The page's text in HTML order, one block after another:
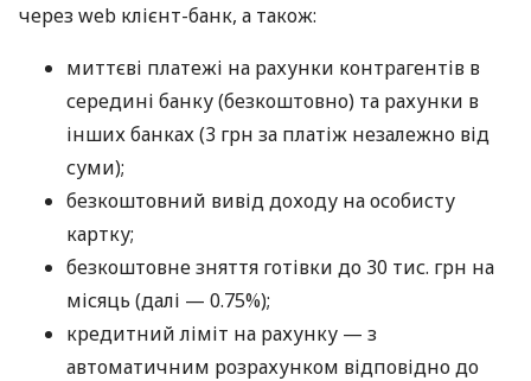
через web клієнт-банк, а також:
миттєві платежі на рахунки контрагентів в
середині банку (безкоштовно) та рахунки в
інших банках (3 грн за платіж незалежно від
суми);
безкоштовний вивід доходу на особисту
картку;
безкоштовне зняття готівки до 30 тис. грн на
місяць (далі — 0.75%);
кредитний ліміт на рахунку — з
автоматичним розрахунком відповідно до